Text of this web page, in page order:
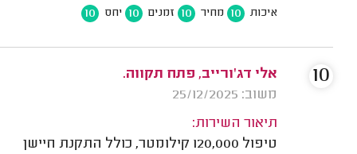
איכות 10 מחיר 10 זמנים 10 יחס 10
אלי דג'ורייב, פתח תקווה.
משוב: 25/12/2025
תיאור השירות:
טיפול 120,000 קילומטר, כולל התקנת חיישן
10